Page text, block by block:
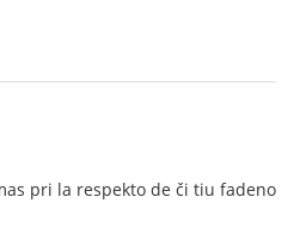
pri la respekto de či tiu fadeno